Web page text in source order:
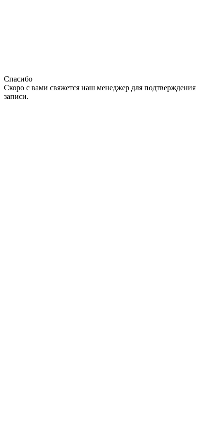
Спасибо
Скоро с вами свяжется наш менеджер для подтверждения
записи.